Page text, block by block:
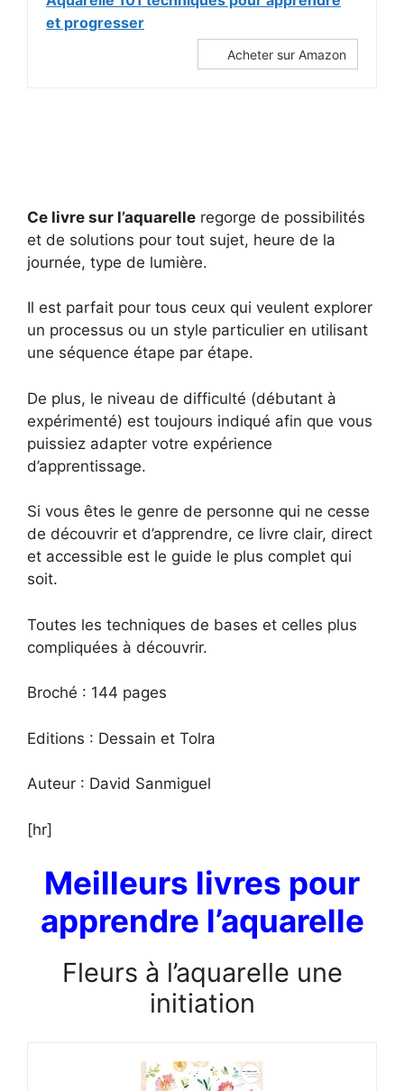
et progresser
Acheter sur Amazon
Ce livre sur l’aquarelle regorge de possibilités
et de solutions pour tout sujet, heure de la
journée, type de lumière.
Il est parfait pour tous ceux qui veulent explorer
un processus ou un style particulier en utilisant
une séquence étape par étape.
De plus, le niveau de difficulté (débutant à
expérimenté) est toujours indiqué afin que vous
puissiez adapter votre expérience
d’apprentissage.
Si vous êtes le genre de personne qui ne cesse
de découvrir et d’apprendre, ce livre clair, direct
et accessible est le guide le plus complet qui
soit.
Toutes les techniques de bases et celles plus
compliquées à découvrir.
Broché : 144 pages
Editions : Dessain et Tolra
Auteur : David Sanmiguel
[hr]
Meilleurs livres pour
apprendre l’aquarelle
Fleurs à l’aquarelle une
initiation